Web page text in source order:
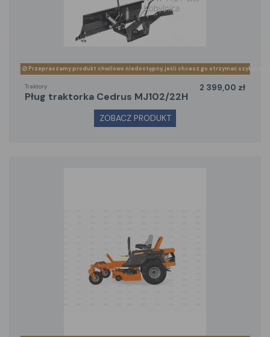
Przepraszamy produkt chwilowo niedostępny, jeśli chcesz go otrzymać szybciej
Traktory
pług traktorka Cedrus MJ102/22H
2 399,00 zł
ZOBACZ PRODUKT